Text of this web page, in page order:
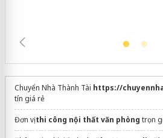
Chuyển Nhà Thành Tài https://
tín giá rẻ
Đơn vịthi công nội thất văn phòng trọn